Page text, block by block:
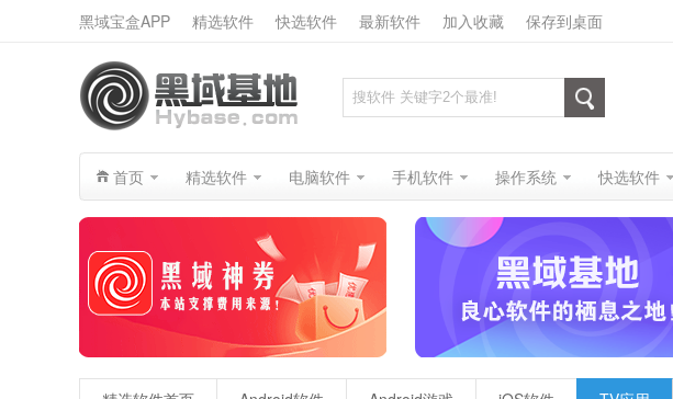
黑域宝盒APP 精选软件 快选软件 最新软件 加入收藏 保存到桌面
首页 精选软件 电脑软件 手机软件 操作系统 快选软件